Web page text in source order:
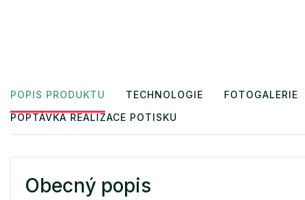
POPIS PRODUKTU TECHNOLOGIE FOTOGALERIE
POPTÁVKA REALIZACE POTISKU
Obecný popis